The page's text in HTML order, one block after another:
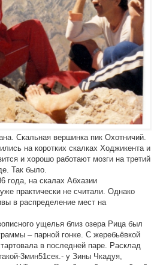
Скальная вершинка пик Охотничий.
на коротких скалках Ходжикента и
и хорошо работают мозги на третий
Так было.
года, на скалах Абхазии
практически не считали. Однако
в распределение мест на
ущелья близ озера Рица был
– парной гонке. С жеребьёвкой
в последней паре. Расклад
3мин51сек.- у Зины Чкадуя,